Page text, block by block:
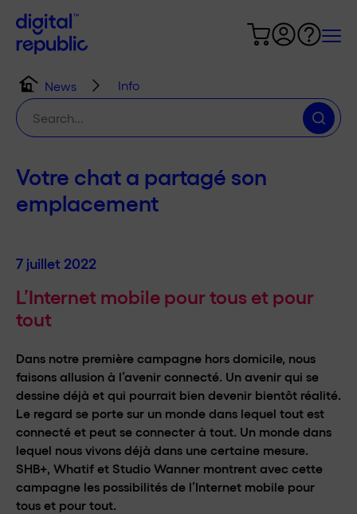
News
Info
Chercher
:
Votre chat a partagé son
emplacement
7 juillet 2022
L’Internet mobile pour tous et pour
tout
Dans notre première campagne hors domicile, nous
faisons allusion à l’avenir connecté. Un avenir qui se
dessine déjà et qui pourrait bien devenir bientôt réalité.
Le regard se porte sur un monde dans lequel tout est
connecté et peut se connecter à tout. Un monde dans
lequel nous vivons déjà dans une certaine mesure.
SHB+, Whatif et Studio Wanner montrent avec cette
campagne les possibilités de l’Internet mobile pour
tous et pour tout.